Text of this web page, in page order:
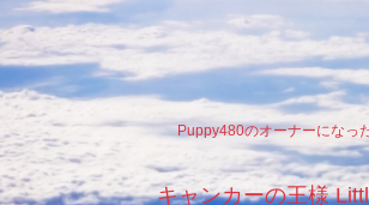
Puppy480のオーナーになっ
キャンカーの王様